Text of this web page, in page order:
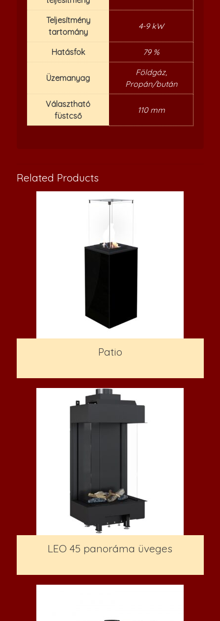
Teljesítmény
tartomány
4-9 kW
Hatásfok 79 %
Üzemanyag
Földgáz,
Propán/bután
Választható
füstcső
110 mm
Related Products
Patio
LEO 45 panoráma üveges